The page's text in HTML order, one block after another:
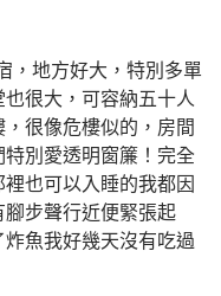
，地方好大，特別多單
很大，可容納五十人
很像危樓似的，房間
別愛透明窗簾！完全
也可以入睡的我都因
步聲行近便緊張起
魚我好幾天沒有吃過